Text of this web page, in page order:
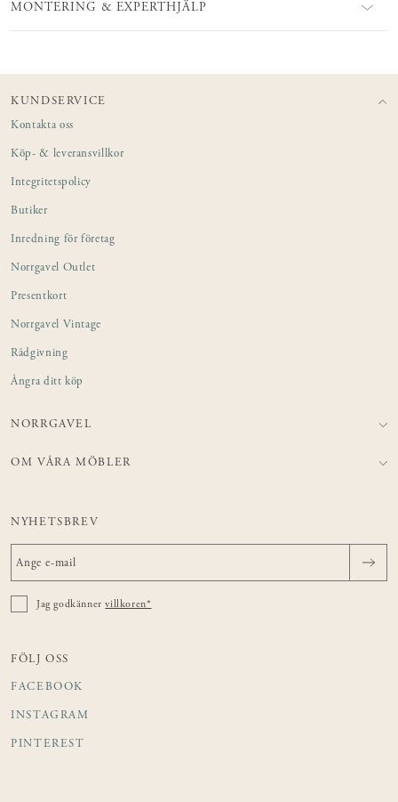
MONTERING & EXPERTHJÄLP
KUNDSERVICE
Kontakta oss
Köp- & leveransvillkor
Integritetspolicy
Butiker
Inredning för företag
Norrgavel Outlet
Presentkort
Norrgavel Vintage
Rådgivning
Ångra ditt köp
NORRGAVEL
OM VÅRA MÖBLER
NYHETSBREV
Jag godkännervillkoren*
FÖLJ OSS
FACEBOOK
INSTAGRAM
PINTEREST